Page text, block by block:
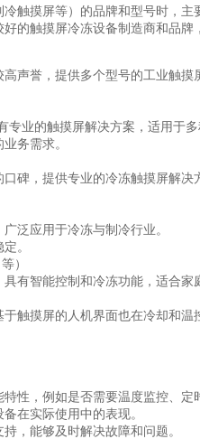
触摸屏等）的品牌和型号时，
的触摸屏冷冻设备制造商和品牌
声誉，提供多个型号的工业触摸
业的触摸屏解决方案，适用于多
务需求。
碑，提供专业的冷冻触摸屏解决
泛应用于冷冻与制冷行业。
。
）
有智能控制和冷冻功能，适合家
触摸屏的人机界面也在冷却和温
性，例如是否需要温度监控、定
在实际使用中的表现。
，能够及时解决故障和问题。